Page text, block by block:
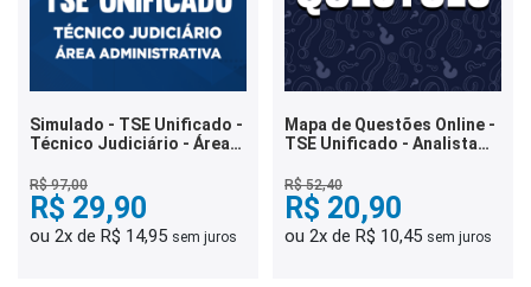
Simulado - TSE Unificado -
Técnico Judiciário - Área
R$ 97,00
R$ 29,90
ou 2x de R$ 14,95 sem juros
Mapa de Questões Online -
TSE Unificado - Analista
6 Mil Questões
R$ 52,40
R$ 20,90
ou 2x de R$ 10,45 sem juros